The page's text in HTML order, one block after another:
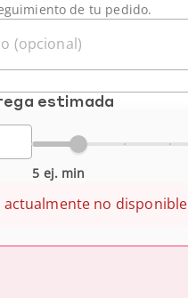
de tu pedido.
(opcional)
estimada
5 ej. min
actualmente no disponible